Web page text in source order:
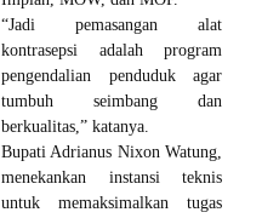
“Jadi pemasangan alat
kontrasepsi adalah program
pengendalian penduduk agar
tumbuh seimbang dan
berkualitas,” katanya.
Bupati Adrianus Nixon Watung,
menekankan instansi teknis
untuk memaksimalkan tugas